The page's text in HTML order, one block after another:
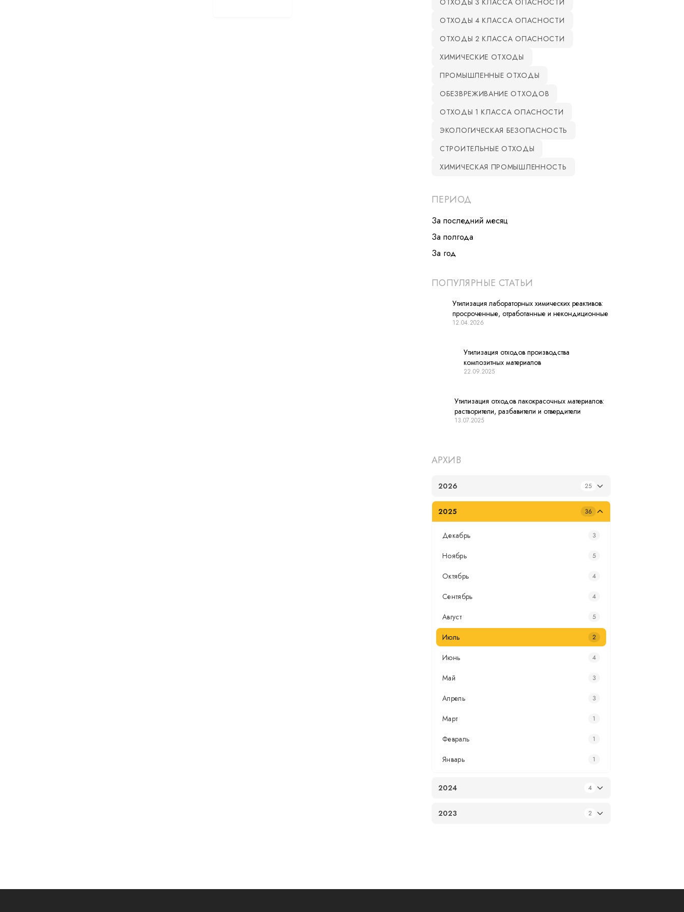
ОТХОДЫ 3 КЛАССА ОПАСНОСТИ
ОТХОДЫ 4 КЛАССА ОПАСНОСТИ
ОТХОДЫ 2 КЛАССА ОПАСНОСТИ
ХИМИЧЕСКИЕ ОТХОДЫ
ПРОМЫШЛЕННЫЕ ОТХОДЫ
ОБЕЗВРЕЖИВАНИЕ ОТХОДОВ
ОТХОДЫ 1 КЛАССА ОПАСНОСТИ
ЭКОЛОГИЧЕСКАЯ БЕЗОПАСНОСТЬ
СТРОИТЕЛЬНЫЕ ОТХОДЫ
ХИМИЧЕСКАЯ ПРОМЫШЛЕННОСТЬ
ПЕРИОД
За последний месяц
За полгода
За год
ПОПУЛЯРНЫЕ СТАТЬИ
Утилизация лабораторных химических реактивов:
просроченные, отработанные и некондиционные
12.04.2026
Утилизация отходов производства
композитных материалов
22.09.2025
Утилизация отходов лакокрасочных материалов:
растворители, разбавители и отвердители
13.07.2025
АРХИВ
2026 25
2025 36
Декабрь 3
Ноябрь 5
Октябрь 4
Сентябрь 4
Август 5
Июль 2
Июнь 4
Май 3
Апрель 3
Март 1
Февраль 1
Январь 1
2024 4
2023 2